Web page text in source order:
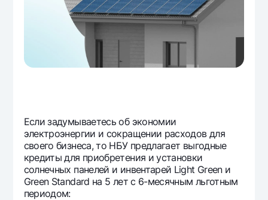
Офисы и банкоматы
Согласие на обработку персональных данных
Следите за нами в соцсетях
Если задумываетесь об экономии
электроэнергии и сокращении расходов для
своего бизнеса, то НБУ предлагает выгодные
кредиты для приобретения и установки
солнечных панелей и инвентарей Light Green и
Green Standard на 5 лет с 6-месячным льготным
периодом: